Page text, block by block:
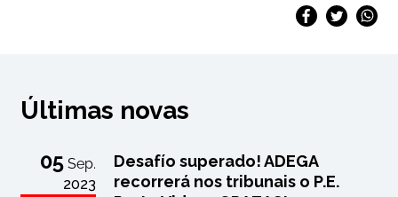
Últimas novas
05 Sep.
2023
Desafío superado! ADEGA
recorrerá nos tribunais o P.E.